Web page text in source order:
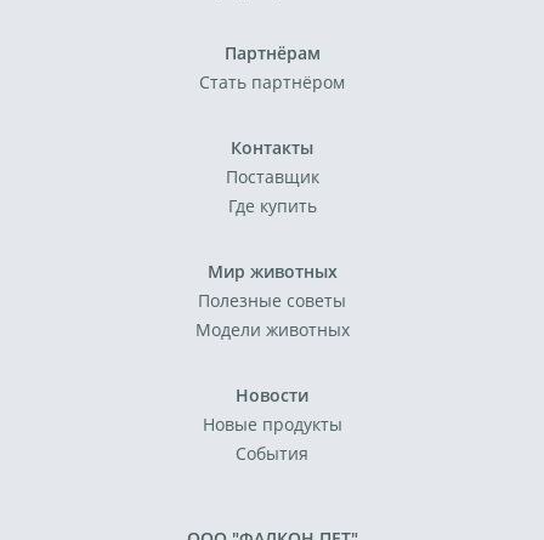
Партнёрам
Стать партнёром
Контакты
Поставщик
Где купить
Мир животных
Полезные советы
Модели животных
Новости
Новые продукты
События